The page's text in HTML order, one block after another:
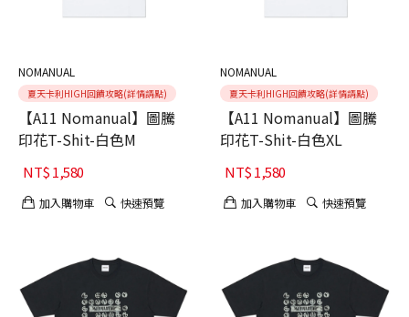
NOMANUAL
夏天卡利HIGH回饋攻略(詳情請點)
【A11 Nomanual】圖騰
印花T-Shit-白色M
NT$1,580
加入購物車 快速預覽
NOMANUAL
夏天卡利HIGH回饋攻略(詳情請點)
【A11 Nomanual】圖騰
印花T-Shit-白色XL
NT$1,580
加入購物車 快速預覽